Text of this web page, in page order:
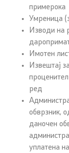
примерока
Умреница
Изводи на
Имотен
Извештај
ред
обврзник,
даночен
уплатена